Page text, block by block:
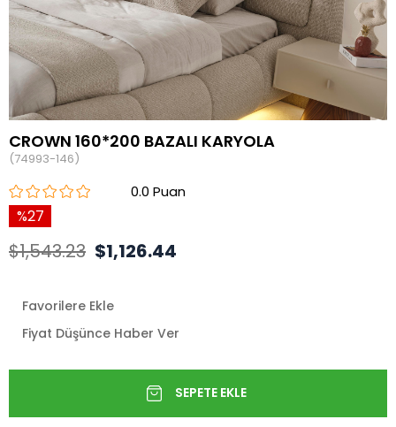
CROWN 160*200 BAZALI KARYOLA
(74993-146)
0.0
27
$1,543.23 $1,126.44
Favorilere Ekle
Fiyat Düşünce Haber Ver